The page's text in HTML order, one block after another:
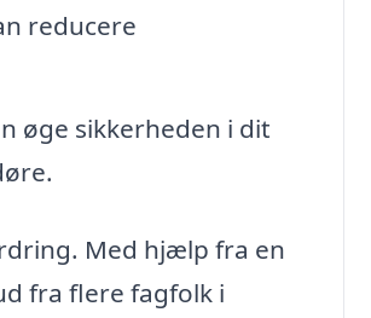
reducere
øge sikkerheden i dit
Med hjælp fra en
fra flere fagfolk i